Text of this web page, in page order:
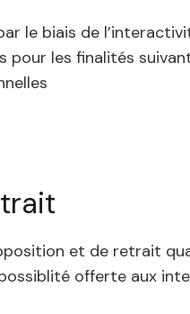
le biais de
pour les finalités
et de retrait
offerte aux